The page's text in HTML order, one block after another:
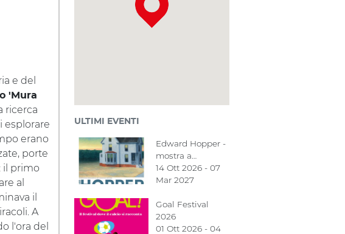
e del
'Mura
ricerca
esplorare
erano
porte
: il primo
al
il
A
l'ora del
ULTIMI EVENTI
Edward Hopper -
mostra a…
14 Ott 2026 - 07
Mar 2027
Goal Festival
2026
01 Ott 2026 - 04